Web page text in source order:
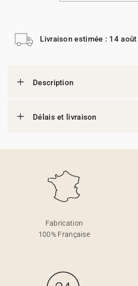
Livraison estimée : 14
Description
Délais et livraison
Fabrication
100% Française